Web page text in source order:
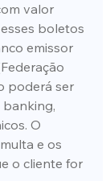
valor
boletos
emissor
poderá ser
O
e os
o cliente for